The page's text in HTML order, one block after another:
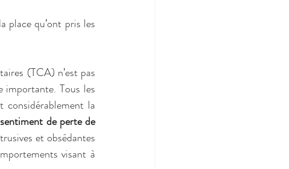
place qu’ont pris les
(TCA) n’est pas
Tous les
la
de perte de
et obsédantes
visant à